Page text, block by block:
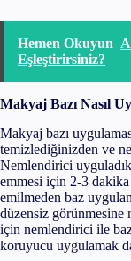
Hemen Okuyun
Eşleştirirsiniz?
Makyaj Bazı Nasıl
Makyaj bazı
temizlediğinizden ve
Nemlendirici
emmesi için 2-3
emilmeden baz
düzensiz görünmesine
için nemlendirici ile
koruyucu uygulamak